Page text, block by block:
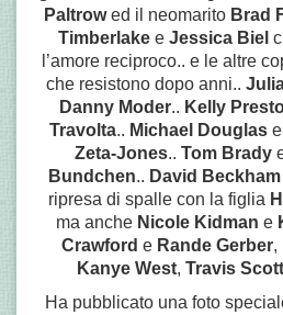
Paltrowed il neomarito Brad
Timberlake e Jessica Biel
l’amore reciproco.. e le altre
che resistono dopo anni..
Danny Moder.. Kelly
Travolta.. Michael Douglase
Zeta-Jones.. Tom Brady
Bundchen.. David Beckham
ripresa di spalle con la figlia
ma anche Nicole Kidman e
Crawford e Rande Gerber,
Kanye West, Travis Scott
Ha pubblicato una foto